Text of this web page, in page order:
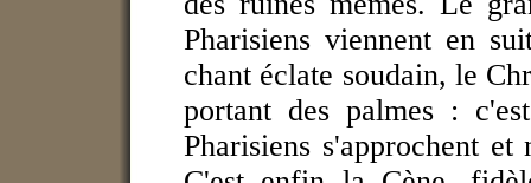
Pharisiens viennent en
chant éclate soudain, le
portant des palmes :
Pharisiens s'approchent